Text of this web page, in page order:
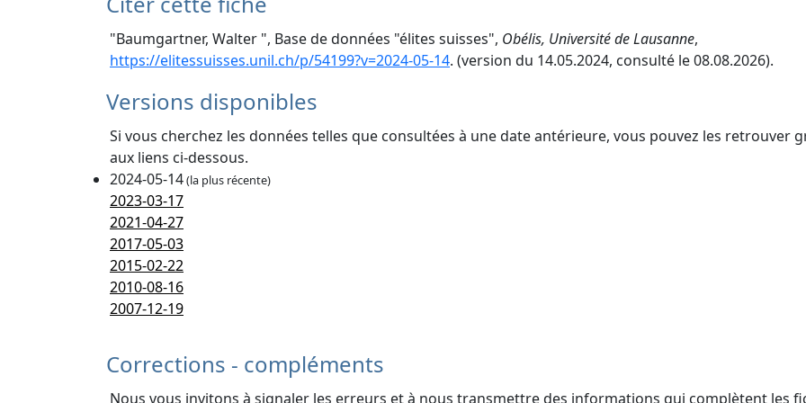
"Baumgartner, Walter ", Base de données "élites suisses", Obélis, Université de Lausanne,
https://elitessuisses.unil.ch/p/54199?v=2024-05-14. (version du 14.05.2024, consulté le 08.08.2026).
Versions disponibles
Si vous cherchez les données telles que consultées à une date antérieure, vous pouvez les retrouver
aux liens ci-dessous.
2024-05-14(la plus récente)
2023-03-17
2021-04-27
2017-05-03
2015-02-22
2010-08-16
2007-12-19
Corrections - compléments
Nous vous invitons à signaler les erreurs et à nous transmettre des informations qui complètent les